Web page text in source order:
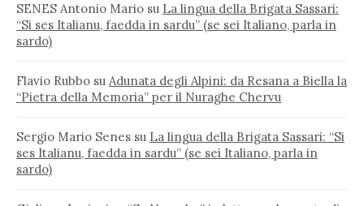
SENES Antonio Mario su La lingua della Brigata Sassari:
“Si ses Italianu, faedda in sardu” (se sei Italiano, parla in
sardo)
Flavio Rubbo su Adunata degli Alpini: da Resana a Biella la
“Pietra della Memoria” per il Nuraghe Chervu
Sergio Mario Senes su La lingua della Brigata Sassari: “Si
ses Italianu, faedda in sardu” (se sei Italiano, parla in
sardo)